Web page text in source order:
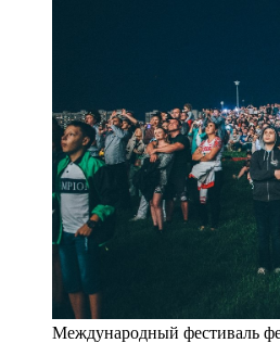
Международный фестиваль